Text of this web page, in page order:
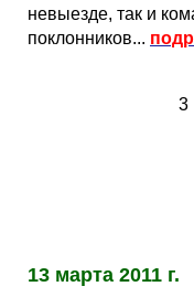
невыезде, так и
поклонников...
3
13 марта 2011 г.